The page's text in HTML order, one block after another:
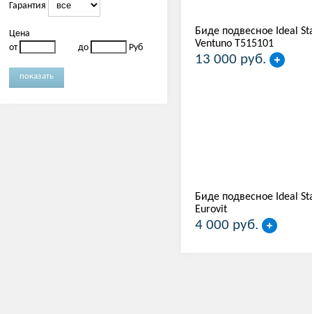
Биде подвесное Ideal
Ventuno T515101
13 000 руб.
Биде подвесное Ideal
Eurovit
4 000 руб.
Гарантия
Цена
от
до Руб